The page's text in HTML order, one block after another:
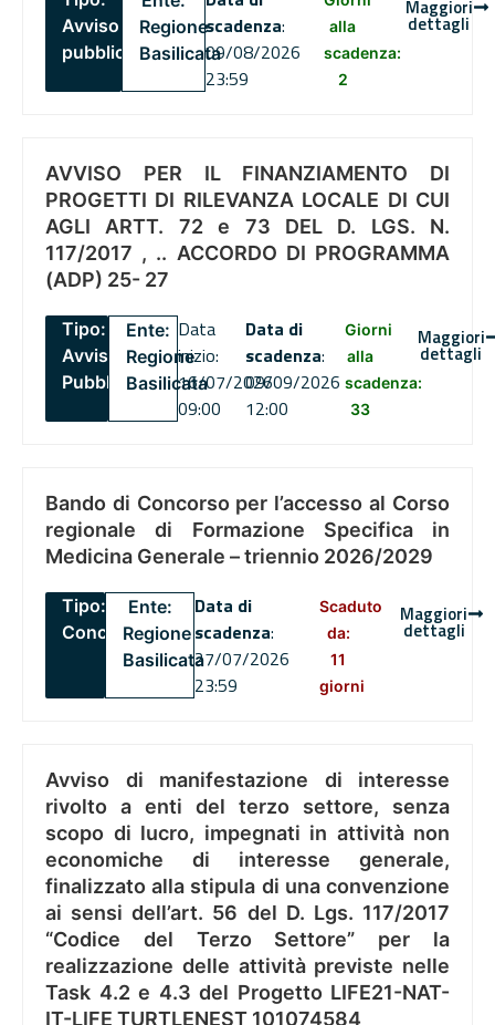
Avviso
pubblico
Regione
Basilicata
scadenza:
09/08/2026
23:59
alla
scadenza:
2
Maggiori
dettagli
AVVISO PER IL FINANZIAMENTO DI
PROGETTI DI RILEVANZA LOCALE DI CUI
AGLI ARTT. 72 e 73 DEL D. LGS. N.
117/2017 , .. ACCORDO DI PROGRAMMA
(ADP) 25- 27
Tipo:
Avviso
Pubblico
Ente:
Regione
Basilicata
Data
inizio:
16/07/2026
09:00
Data di
scadenza:
09/09/2026
12:00
Giorni
alla
scadenza:
33
Maggiori
dettagli
Bando di Concorso per l’accesso al Corso
regionale di Formazione Specifica in
Medicina Generale – triennio 2026/2029
Tipo:
Concorsi
Ente:
Regione
Basilicata
Data di
scadenza:
27/07/2026
23:59
Scaduto
da:
11
giorni
Maggiori
dettagli
Avviso di manifestazione di interesse
rivolto a enti del terzo settore, senza
scopo di lucro, impegnati in attività non
economiche di interesse generale,
finalizzato alla stipula di una convenzione
ai sensi dell’art. 56 del D. Lgs. 117/2017
“Codice del Terzo Settore” per la
realizzazione delle attività previste nelle
Task 4.2 e 4.3 del Progetto LIFE21-NAT-
IT-LIFE TURTLENEST 101074584